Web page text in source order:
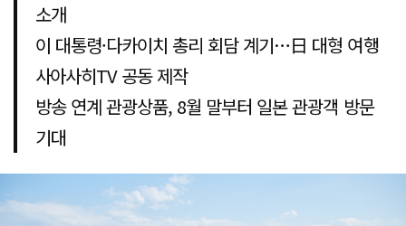
소개
이 대통령·다카이치 총리 회담 계기…日 대형 여행
사아사히TV 공동 제작
방송 연계 관광상품, 8월 말부터 일본 관광객 방문
기대